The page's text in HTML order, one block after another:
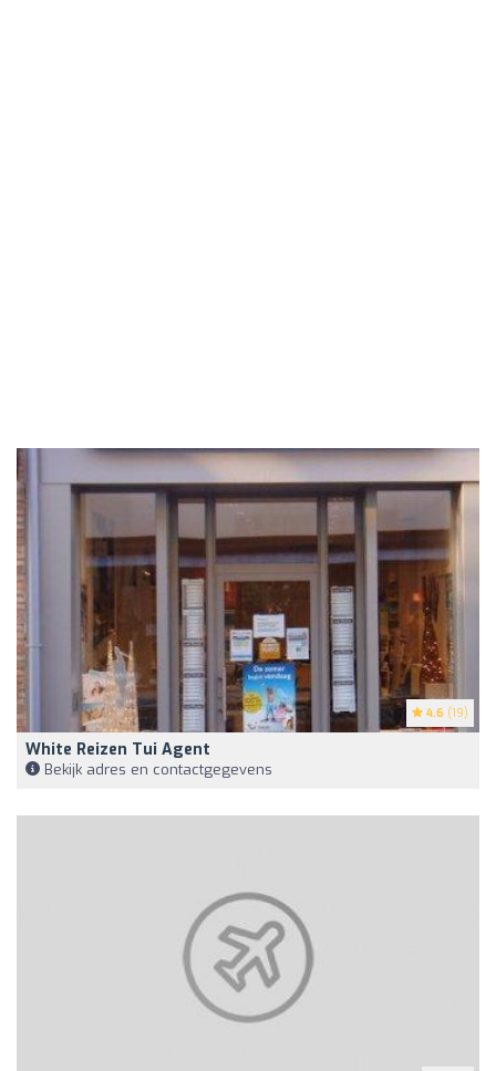
4.6 (19)
White Reizen Tui Agent
Bekijk adres en contactgegevens